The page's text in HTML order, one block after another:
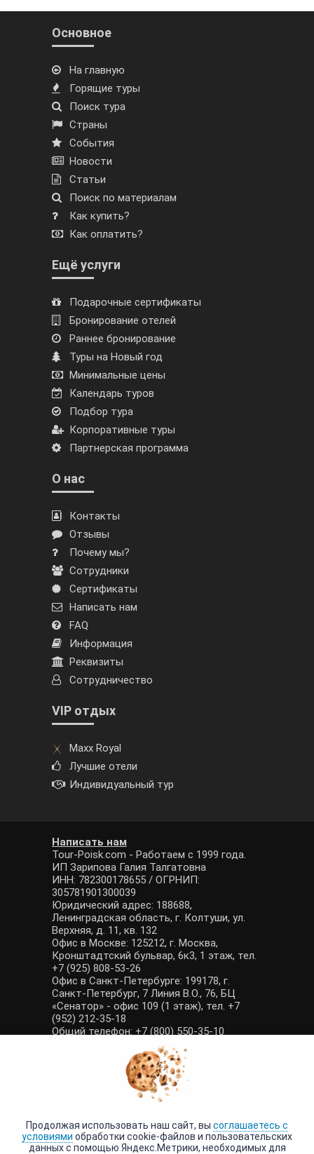
Основное
На главную
Горящие туры
Поиск тура
Страны
События
Новости
Статьи
Поиск по материалам
Как купить?
Как оплатить?
Ещё услуги
Подарочные сертификаты
Бронирование отелей
Раннее бронирование
Туры на Новый год
Минимальные цены
Календарь туров
Подбор тура
Корпоративные туры
Партнерская программа
О нас
Контакты
Отзывы
Почему мы?
Сотрудники
Сертификаты
Написать нам
FAQ
Информация
Реквизиты
Сотрудничество
VIP отдых
Maxx Royal
Лучшие отели
Индивидуальный тур
Написать нам
Tour-Poisk.com - Работаем с 1999 года.
ИП Зарипова Галия Талгатовна
ИНН: 782300178655 / ОГРНИП:
305781901300039
Юридический адрес: 188688,
Ленинградская область, г. Колтуши, ул.
Верхняя, д. 11, кв. 132
Офис в Москве: 125212, г. Москва,
Кронштадтский бульвар, 6к3, 1 этаж, тел.
+7 (925) 808-53-26
Офис в Санкт-Петербурге: 199178, г.
Санкт-Петербург, 7 Линия В.О., 76, БЦ
«Сенатор» - офис 109 (1 этаж), тел. +7
(952) 212-35-18
Общий телефон: +7 (800) 550-35-10
E-mail: manager@tour-poisk.com (общие
вопросы), admin@tour-poisk.com (жалобы)
Номер в Общероссийском реестре
туристических агентств: РТА 0003424
Политика конфиденциальности
Продолжая использовать наш сайт, вы соглашаетесь с
условиями обработки cookie-файлов и пользовательских
данных с помощью Яндекс.Метрики, необходимых для